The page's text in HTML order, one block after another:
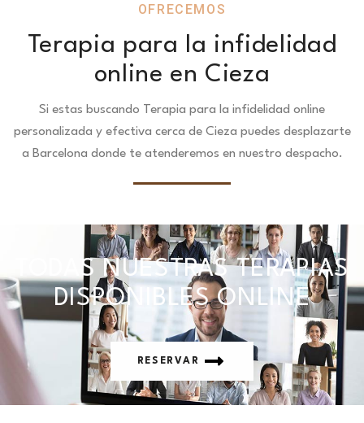
OFRECEMOS
Terapia para la infidelidad
online en Cieza
Si estas buscando Terapia para la infidelidad online
personalizada y efectiva cerca de Cieza puedes desplazarte
a Barcelona donde te atenderemos en nuestro despacho.
TODAS NUESTRAS TERAPIAS
DISPONIBLES ONLINE
RESERVAR